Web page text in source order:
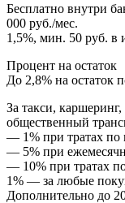
Бесплатно внутри
000 руб./мес.
1,5%, мин. 50 руб. в
Процент на остаток
До 2,8% на остаток
За такси,
общественный
— 1% при тратах по
— 5% при
— 10% при тратах
1% — за любые
Дополнительно до